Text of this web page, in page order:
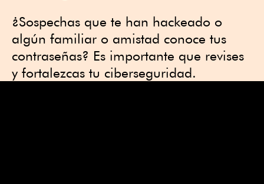
¿Sospechas que te han hackeado o
algún familiar o amistad conoce tus
contraseñas? Es importante que revises
y fortalezcas tu ciberseguridad.